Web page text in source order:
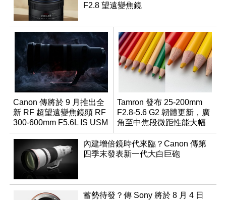
F2.8 望遠變焦鏡
Canon 傳將於 9 月推出全
新 RF 超望遠變焦鏡頭 RF
300-600mm F5.6L IS USM
Tamron 發布 25-200mm
F2.8-5.6 G2 韌體更新，廣
角至中焦段微距性能大幅
升級
內建增倍鏡時代來臨？Canon 傳第
四季末發表新一代大白巨砲
蓄勢待發？傳 Sony 將於 8 月 4 日